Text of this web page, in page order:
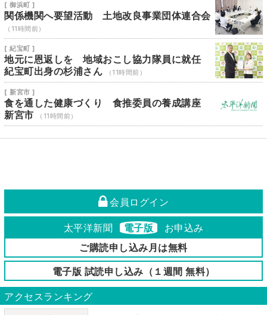
[ 御浜町 ]
関係機関へ要望活動 土地改良事業団体連合会
（11時間前）
[ 紀宝町 ]
地元に恩返しを 地域おこし協力隊員に就任
紀宝町出身の杉浦さん
（11時間前）
[ 新宮市 ]
食を通した健康づくり 食推委員の養成講座
新宮市
（11時間前）
会員ログイン
太平洋新聞 電子版
お申込み
ご購読申し込み月は無料
電子版 試読申し込み（１週間 無料）
アクセスランキング